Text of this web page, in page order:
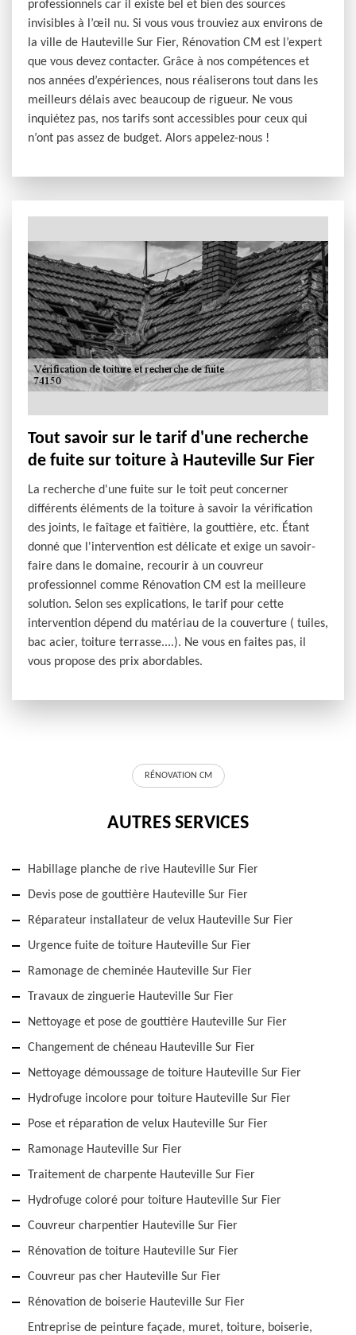
professionnels car il existe bel et bien des sources
invisibles à l’œil nu. Si vous vous trouviez aux environs de
la ville de Hauteville Sur Fier, Rénovation CM est l’expert
que vous devez contacter. Grâce à nos compétences et
nos années d’expériences, nous réaliserons tout dans les
meilleurs délais avec beaucoup de rigueur. Ne vous
inquiétez pas, nos tarifs sont accessibles pour ceux qui
n’ont pas assez de budget. Alors appelez-nous !
Tout savoir sur le tarif d'une recherche
de fuite sur toiture à Hauteville Sur Fier
La recherche d'une fuite sur le toit peut concerner
différents éléments de la toiture à savoir la vérification
des joints, le faîtage et faîtière, la gouttière, etc. Étant
donné que l'intervention est délicate et exige un savoir-
faire dans le domaine, recourir à un couvreur
professionnel comme Rénovation CM est la meilleure
solution. Selon ses explications, le tarif pour cette
intervention dépend du matériau de la couverture ( tuiles,
bac acier, toiture terrasse....). Ne vous en faites pas, il
vous propose des prix abordables.
RÉNOVATION CM
AUTRES SERVICES
Habillage planche de rive Hauteville Sur Fier
Devis pose de gouttière Hauteville Sur Fier
Réparateur installateur de velux Hauteville Sur Fier
Urgence fuite de toiture Hauteville Sur Fier
Ramonage de cheminée Hauteville Sur Fier
Travaux de zinguerie Hauteville Sur Fier
Nettoyage et pose de gouttière Hauteville Sur Fier
Changement de chéneau Hauteville Sur Fier
Nettoyage démoussage de toiture Hauteville Sur Fier
Hydrofuge incolore pour toiture Hauteville Sur Fier
Pose et réparation de velux Hauteville Sur Fier
Ramonage Hauteville Sur Fier
Traitement de charpente Hauteville Sur Fier
Hydrofuge coloré pour toiture Hauteville Sur Fier
Couvreur charpentier Hauteville Sur Fier
Rénovation de toiture Hauteville Sur Fier
Couvreur pas cher Hauteville Sur Fier
Rénovation de boiserie Hauteville Sur Fier
Entreprise de peinture façade, muret, toiture, boiserie,